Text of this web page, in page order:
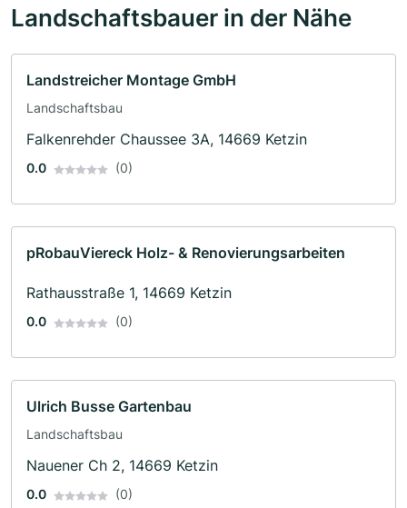
Landschaftsbauer in der Nähe
Landstreicher Montage GmbH
Landschaftsbau
Falkenrehder Chaussee 3A, 14669 Ketzin
0.0 (0)
pRobauViereck Holz- & Renovierungsarbeiten
Rathausstraße 1, 14669 Ketzin
0.0 (0)
Ulrich Busse Gartenbau
Landschaftsbau
Nauener Ch 2, 14669 Ketzin
0.0 (0)